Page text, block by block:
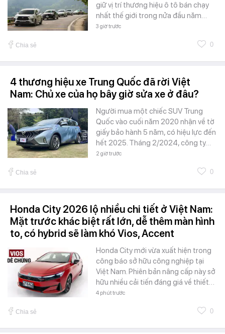
giữ vị trí thương hiệu ô tô bán chạy
nhất thế giới trong nửa đầu năm…
3 giờ trước
Chia sẻ 0
4 thương hiệu xe Trung Quốc đã rời Việt
Nam: Chủ xe của họ bây giờ sửa xe ở đâu?
Người mua một chiếc SUV Trung
Quốc vào cuối năm 2020 nhận về tờ
giấy bảo hành 5 năm, có hiệu lực đến
hết 2025. Tháng 2/2024, công ty…
2 giờ trước
Chia sẻ 0
Honda City 2026 lộ nhiều chi tiết ở Việt Nam:
Mặt trước khác biệt rất lớn, dễ thêm màn hình
to, có hybrid sẽ làm khó Vios, Accent
Honda City mới vừa xuất hiện trong
công báo sở hữu công nghiệp tại
Việt Nam. Phiên bản nâng cấp này sở
hữu nhiều cải tiến đáng giá về thiết…
4 phút trước
Chia sẻ 0